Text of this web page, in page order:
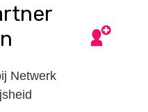
Netwerk